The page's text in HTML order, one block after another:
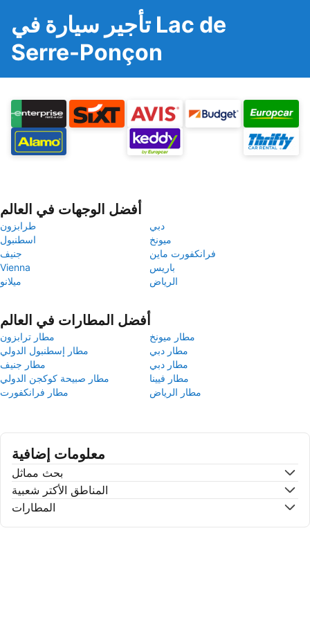
تأجير سيارة في Lac de
Serre-Ponçon
أفضل الوجهات في العالم
طرابزون
دبي
اسطنبول
ميونخ
جنيف
فرانكفورت ماين
Vienna
باريس
ميلانو
الرياض
أفضل المطارات في العالم
مطار ترابزون
مطار ميونخ
مطار إسطنبول الدولي
مطار دبي
مطار جنيف
مطار دبي
مطار صبيحة كوكجن الدولي
مطار فيينا
مطار فرانكفورت
مطار الرياض
معلومات إضافية
بحث مماثل
المناطق الأكتر شعبية
المطارات